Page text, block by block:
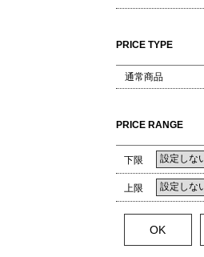
PRICE TYPE
通常商品
PRICE RANGE
下限
上限